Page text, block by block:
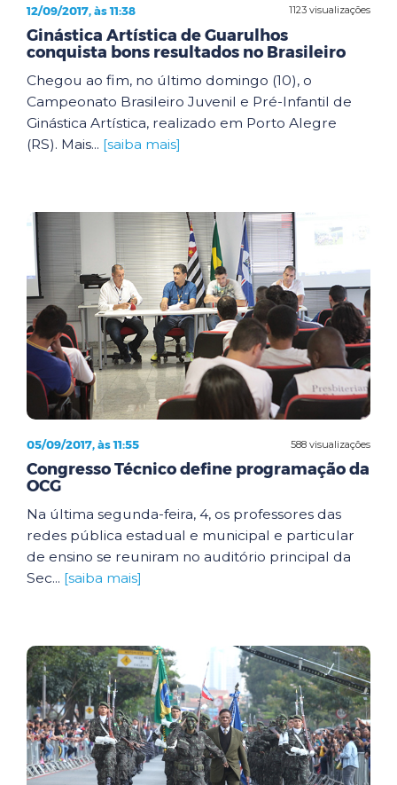
1123 visualizações
12/09/2017, às 11:38
Ginástica Artística de Guarulhos
conquista bons resultados no Brasileiro
Chegou ao fim, no último domingo (10), o
Campeonato Brasileiro Juvenil e Pré-Infantil de
Ginástica Artística, realizado em Porto Alegre
(RS). Mais... [saiba mais]
588 visualizações
05/09/2017, às 11:55
Congresso Técnico define programação da
OCG
Na última segunda-feira, 4, os professores das
redes pública estadual e municipal e particular
de ensino se reuniram no auditório principal da
Sec... [saiba mais]